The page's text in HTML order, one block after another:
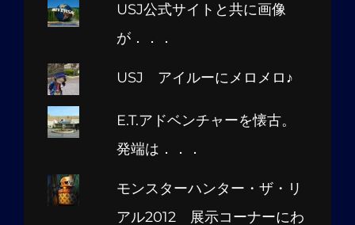
USJ公式サイトと共に画像
が．．．
USJ アイルーにメロメロ♪
E.T.アドベンチャーを懐古。
発端は．．．
モンスターハンター・ザ・リ
アル2012 展示コーナーにわ